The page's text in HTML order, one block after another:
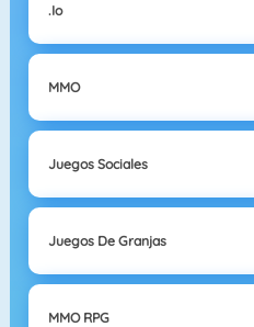
.io
MMO
Juegos Sociales
Juegos De Granjas
MMO RPG